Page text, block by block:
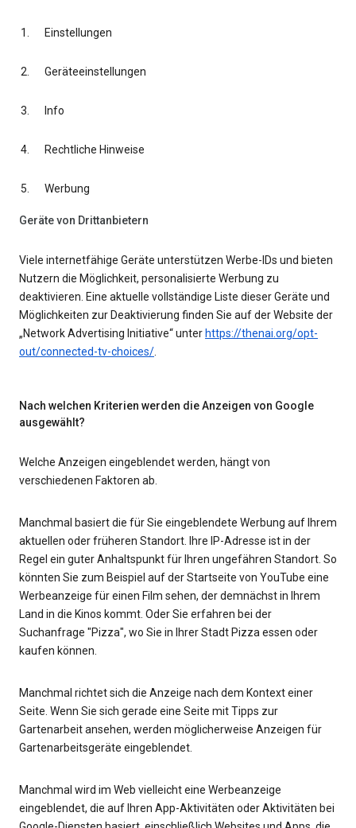
Einstellungen
Geräteeinstellungen
Info
Rechtliche Hinweise
Werbung
Geräte von Drittanbietern
Viele internetfähige Geräte unterstützen Werbe-IDs und bieten
Nutzern die Möglichkeit, personalisierte Werbung zu
deaktivieren. Eine aktuelle vollständige Liste dieser Geräte und
Möglichkeiten zur Deaktivierung finden Sie auf der Website der
„Network Advertising Initiative“ unter https://thenai.org/opt-
out/connected-tv-choices/.
Nach welchen Kriterien werden die Anzeigen von Google
ausgewählt?
Welche Anzeigen eingeblendet werden, hängt von
verschiedenen Faktoren ab.
Manchmal basiert die für Sie eingeblendete Werbung auf Ihrem
aktuellen oder früheren Standort. Ihre IP-Adresse ist in der
Regel ein guter Anhaltspunkt für Ihren ungefähren Standort. So
könnten Sie zum Beispiel auf der Startseite von YouTube eine
Werbeanzeige für einen Film sehen, der demnächst in Ihrem
Land in die Kinos kommt. Oder Sie erfahren bei der
Suchanfrage "Pizza", wo Sie in Ihrer Stadt Pizza essen oder
kaufen können.
Manchmal richtet sich die Anzeige nach dem Kontext einer
Seite. Wenn Sie sich gerade eine Seite mit Tipps zur
Gartenarbeit ansehen, werden möglicherweise Anzeigen für
Gartenarbeitsgeräte eingeblendet.
Manchmal wird im Web vielleicht eine Werbeanzeige
eingeblendet, die auf Ihren App-Aktivitäten oder Aktivitäten bei